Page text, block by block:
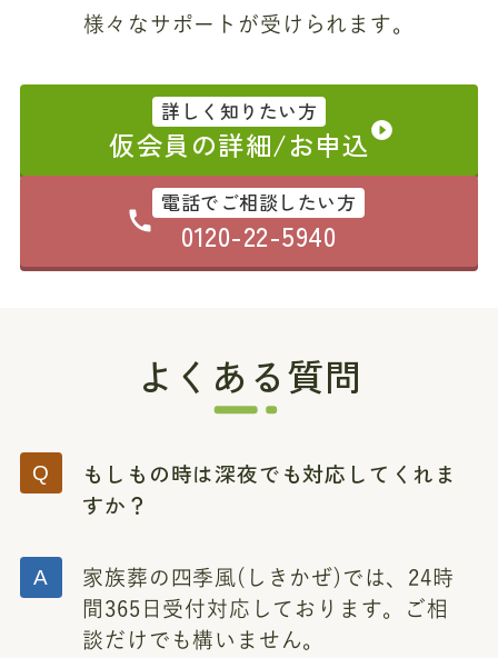
様々なサポートが受けられます。
詳しく知りたい方
仮会員の詳細/お申込
電話でご相談したい方
0120-22-5940
よくある質問
もしもの時は深夜でも対応してくれま
すか？
家族葬の四季風(しきかぜ)では、24時
間365日受付対応しております。ご相
談だけでも構いません。